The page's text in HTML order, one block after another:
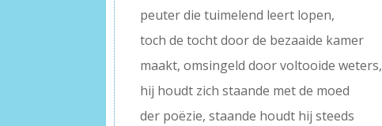
peuter die tuimelend leert lopen,
toch de tocht door de bezaaide kamer
maakt, omsingeld door voltooide weters,
hij houdt zich staande met de moed
der poëzie, staande houdt hij steeds